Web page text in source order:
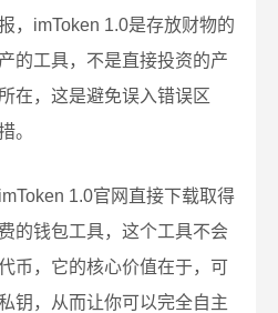
，imToken 1.0是存放财物的
的工具，不是直接投资的产
在，这是避免误入错误区
。
1.0官网直接下载取得
的钱包工具，这个工具不会
币，它的核心价值在于，可
钥，从而让你可以完全自主